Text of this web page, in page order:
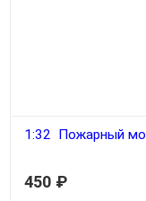
1:32 Пожарный
450 ₽